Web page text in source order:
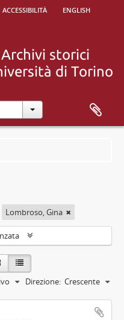
accessibilità
english
Lombroso, Gina
Direzione: Crescente